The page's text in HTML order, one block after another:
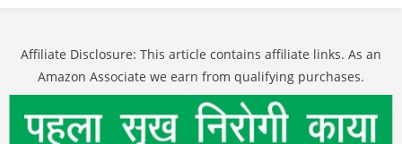
Affiliate Disclosure: This article contains affiliate links. As an
Amazon Associate we earn from qualifying purchases.